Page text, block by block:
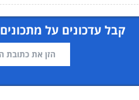
קבל עדכונים על